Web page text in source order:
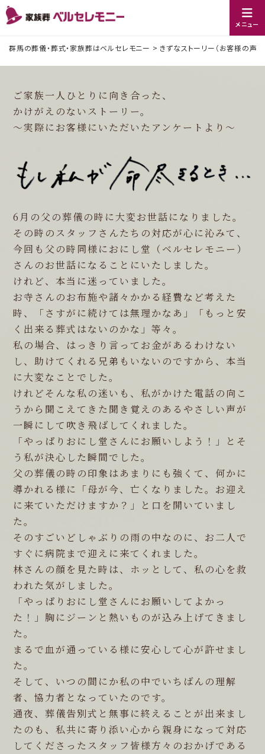
メニュー
群馬の葬儀・葬式・家族葬はベルセレモニー >きずなストーリー（お客様の声）
ご家族一人ひとりに向き合った、
かけがえのないストーリー。
〜実際にお客様にいただいたアンケートより〜
6月の父の葬儀の時に大変お世話になりました。
その時のスタッフさんたちの対応が心に沁みて、
今回も父の時同様におにし堂（ベルセレモニー）
さんのお世話になることにいたしました。
けれど、本当に迷っていました。
お寺さんのお布施や諸々かかる経費など考えた
時、「さすがに続けては無理かなあ」「もっと安
く出来る葬式はないのかな」等々。
私の場合、はっきり言ってお金があるわけない
し、助けてくれる兄弟もいないのですから、本当
に大変なことでした。
けれどそんな私の迷いも、私がかけた電話の向こ
うから聞こえてきた聞き覚えのあるやさしい声が
一瞬にして吹き飛ばしてくれました。
「やっぱりおにし堂さんにお願いしよう！」とそ
う私が決心した瞬間でした。
父の葬儀の時の印象はあまりにも強くて、何かに
導かれる様に「母が今、亡くなりました。お迎え
に来ていただけますか？」と口を開いていまし
た。
そのすごいどしゃぶりの雨の中なのに、お二人で
すぐに病院まで迎えに来てくれました。
林さんの顔を見た時は、ホッとして、私の心を救
われた気がしました。
「やっぱりおにし堂さんにお願いしてよかっ
た！」胸にジーンと熱いものが込み上げてきまし
た。
まるで血が通っている様に安心して心が許せまし
た。
そして、いつの間にか私の中でいちばんの理解
者、協力者となっていたのです。
通夜、葬儀告別式と無事に終えることが出来まし
たのも、私共に寄り添い心から親身になって対応
してくださったスタッフ皆様方々のおかげである